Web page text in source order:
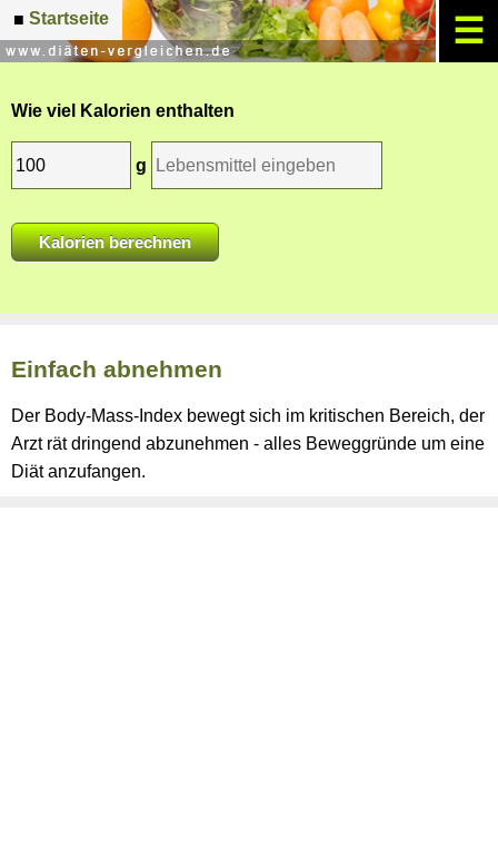
■ Startseite ☰
Wie viel Kalorien enthalten
g
Einfach abnehmen
Der Body-Mass-Index bewegt sich im kritischen Bereich, der
Arzt rät dringend abzunehmen - alles Beweggründe um eine
Diät anzufangen.